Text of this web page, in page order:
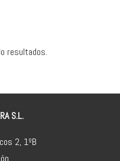
resultados.
S.L.
2, 1ºB